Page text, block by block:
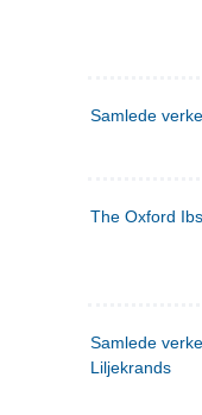
Samlede
The Oxford
Samlede
Liljekrands